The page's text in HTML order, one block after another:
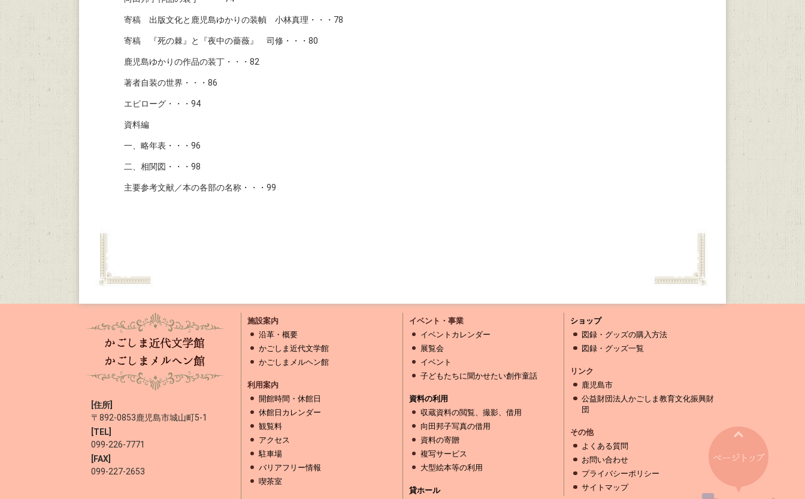
寄稿 出版文化と鹿児島ゆかりの装幀 小林真理・・・78
寄稿 『死の棘』と『夜中の薔薇』 司修・・・80
鹿児島ゆかりの作品の装丁・・・82
著者自装の世界・・・86
エピローグ・・・94
資料編
一、略年表・・・96
二、相関図・・・98
主要参考文献／本の各部の名称・・・99
[住所]
〒892-0853鹿児島市城山町5-1
[TEL]
099-226-7771
[FAX]
099-227-2653
施設案内
沿革・概要
かごしま近代文学館
かごしまメルヘン館
利用案内
開館時間・休館日
休館日カレンダー
観覧料
アクセス
駐車場
バリアフリー情報
喫茶室
イベント・事業
イベントカレンダー
展覧会
イベント
子どもたちに聞かせたい創作童話
資料の利用
収蔵資料の閲覧、撮影、借用
向田邦子写真の借用
資料の寄贈
複写サービス
大型絵本等の利用
貸ホール
ショップ
図録・グッズの購入方法
図録・グッズ一覧
リンク
鹿児島市
公益財団法人かごしま教育文化振興財
団
その他
よくある質問
お問い合わせ
プライバシーポリシー
サイトマップ